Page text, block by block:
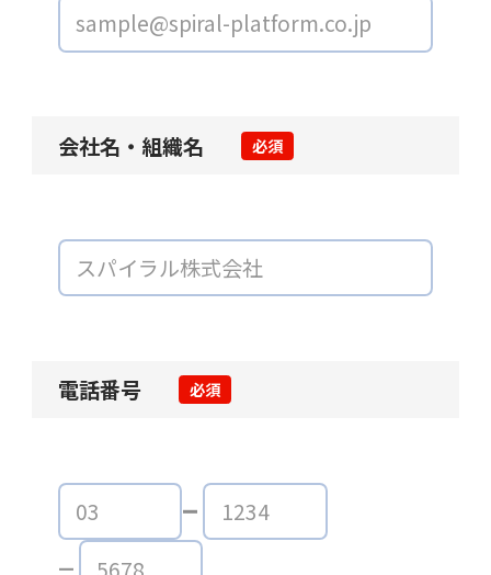
会社名・組織名 必須
電話番号 必須